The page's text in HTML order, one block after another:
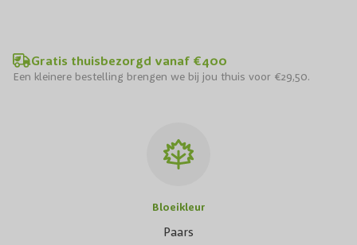
Gratis thuisbezorgd vanaf €400
Een kleinere bestelling brengen we bij jou thuis voor €29,50.
Bloeikleur
Paars